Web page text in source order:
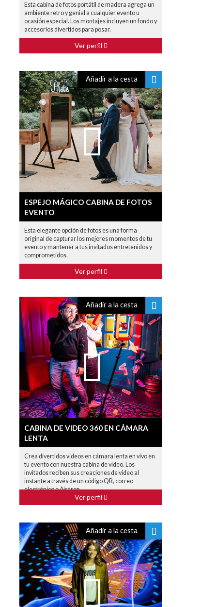
Esta cabina de fotos portátil de madera agrega un
ambiente retro y genial a cualquier evento u
ocasión especial. Los montajes incluyen un fondo y
accesorios divertidos para posar.
Ver perfil
Añadir a la cesta
ESPEJO MÁGICO CABINA DE FOTOS
EVENTO
Esta elegante opción de fotos es una forma
original de capturar los mejores momentos de tu
evento y mantener a tus invitados entretenidos y
comprometidos.
Ver perfil
Añadir a la cesta
CABINA DE VIDEO 360 EN CÁMARA
LENTA
Crea divertidos videos en cámara lenta en vivo en
tu evento con nuestra cabina de video. Los
invitados reciben sus creaciones de video al
instante a través de un código QR, correo
electrónico o Airdrop.
Ver perfil
Añadir a la cesta